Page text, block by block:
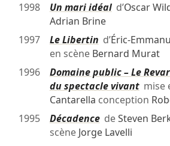
1998
Un mari idéald’Oscar
Adrian Brine
1997
Le Libertin d’Éric-
en scène Bernard Murat
1996
Domaine public – Le
du spectacle vivantmise
Cantarella conception
1995
DécadencedeSteven
scène Jorge Lavelli